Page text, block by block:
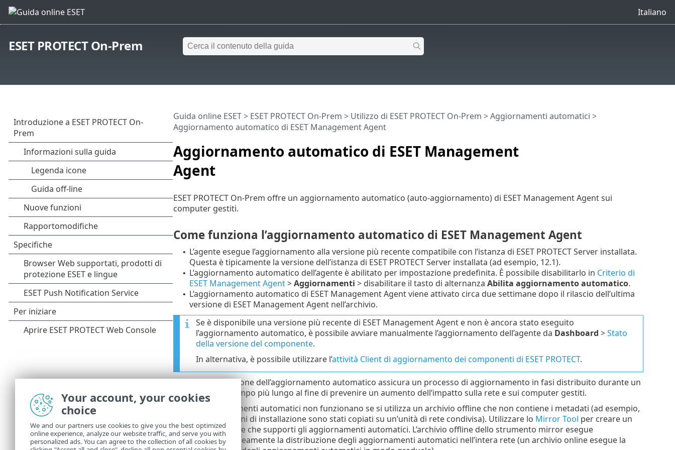
Italiano
ESET PROTECT On-Prem
Aggiornamento automatico di ESET Management
Agent
Guida online ESET> ESET PROTECT On-Prem > Utilizzo di ESET PROTECT On-Prem >Aggiornamenti automatici >
Aggiornamento automatico di ESET Management Agent
ESET PROTECT On-Prem offre un aggiornamento automatico (auto-aggiornamento) di ESET Management Agent sui
computer gestiti.
Come funziona l’aggiornamento automatico di ESET Management Agent
• L’agente esegue l’aggiornamento alla versione più recente compatibile con l’istanza di ESET PROTECT Server installata.
Questa è tipicamente la versione dell’istanza di ESET PROTECT Server installata (ad esempio, 12.1).
• L’aggiornamento automatico dell’agente è abilitato per impostazione predefinita. È possibile disabilitarlo in Criterio di
ESET Management Agent>Aggiornamenti > disabilitare il tasto di alternanza Abilita aggiornamento automatico.
• L’aggiornamento automatico di ESET Management Agent viene attivato circa due settimane dopo il rilascio dell’ultima
versione di ESET Management Agent nell’archivio.
Se è disponibile una versione più recente di ESET Management Agent e non è ancora stato eseguito
l’aggiornamento automatico, è possibile avviare manualmente l’aggiornamento dell’agente da Dashboard >Stato
della versione del componente.
In alternativa, è possibile utilizzare l’attività Client di aggiornamento dei componenti di ESET PROTECT.
La progettazione dell’aggiornamento automatico assicura un processo di aggiornamento in fasi distribuito durante un
periodo di tempo più lungo al fine di prevenire un aumento dell’impatto sulla rete e sui computer gestiti.
Gli aggiornamenti automatici non funzionano se si utilizza un archivio offline che non contiene i metadati (ad esempio,
se i programmi di installazione sono stati copiati su un’unità di rete condivisa). Utilizzare lo Mirror Tool per creare un
archivio offline che supporti gli aggiornamenti automatici. L’archivio offline dello strumento mirror esegue
contemporaneamente la distribuzione degli aggiornamenti automatici nell’intera rete (un archivio online esegue la
Your account, your cookies
choice
We and our partners use cookies to give you the best optimized
online experience, analyze our website traffic, and serve you with
personalized ads. You can agree to the collection of all cookies by